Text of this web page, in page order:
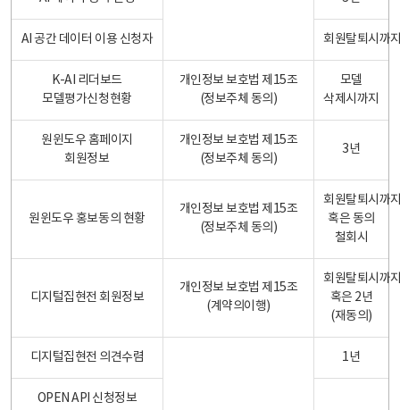
AI 공간 데이터 이용 신청자 회원탈퇴시까
K-AI 리더보드
모델평가신청현황
개인정보 보호법 제15조
(정보주체 동의)
모델
삭제시까지
원윈도우 홈페이지
회원정보
개인정보 보호법 제15조
(정보주체 동의)
3년
원윈도우 홍보동의 현황
개인정보 보호법 제15조
(정보주체 동의)
회원탈퇴시까
혹은 동의
철회시
디지털집현전 회원정보
개인정보 보호법 제15조
(계약의이행)
회원탈퇴시까
혹은 2년
(재동의)
디지털집현전 의견수렴 1년
OPEN API 신청정보